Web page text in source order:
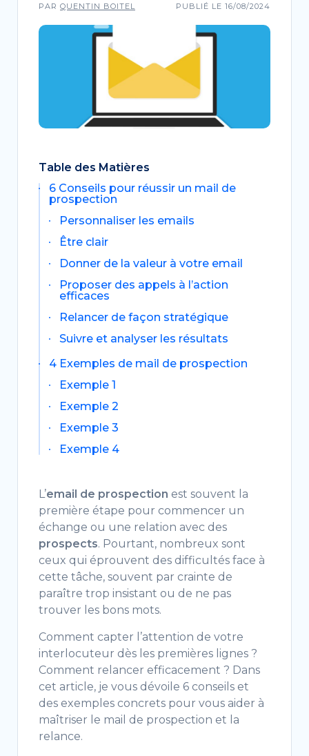
PAR QUENTIN BOITEL PUBLIÉ LE 16/08/2024
Table des Matières
6 Conseils pour réussir un mail de
prospection
Personnaliser les emails
Être clair
Donner de la valeur à votre email
Proposer des appels à l’action
efficaces
Relancer de façon stratégique
Suivre et analyser les résultats
4 Exemples de mail de prospection
Exemple 1
Exemple 2
Exemple 3
Exemple 4
L’email de prospection est souvent la
première étape pour commencer un
échange ou une relation avec des
prospects. Pourtant, nombreux sont
ceux qui éprouvent des difficultés face à
cette tâche, souvent par crainte de
paraître trop insistant ou de ne pas
trouver les bons mots.
Comment capter l’attention de votre
interlocuteur dès les premières lignes ?
Comment relancer efficacement ? Dans
cet article, je vous dévoile 6 conseils et
des exemples concrets pour vous aider à
maîtriser le mail de prospection et la
relance.